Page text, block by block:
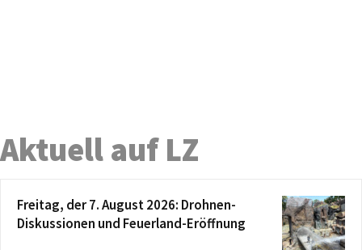
Aktuell auf LZ
Freitag, der 7. August 2026: Drohnen-
Diskussionen und Feuerland-Eröffnung